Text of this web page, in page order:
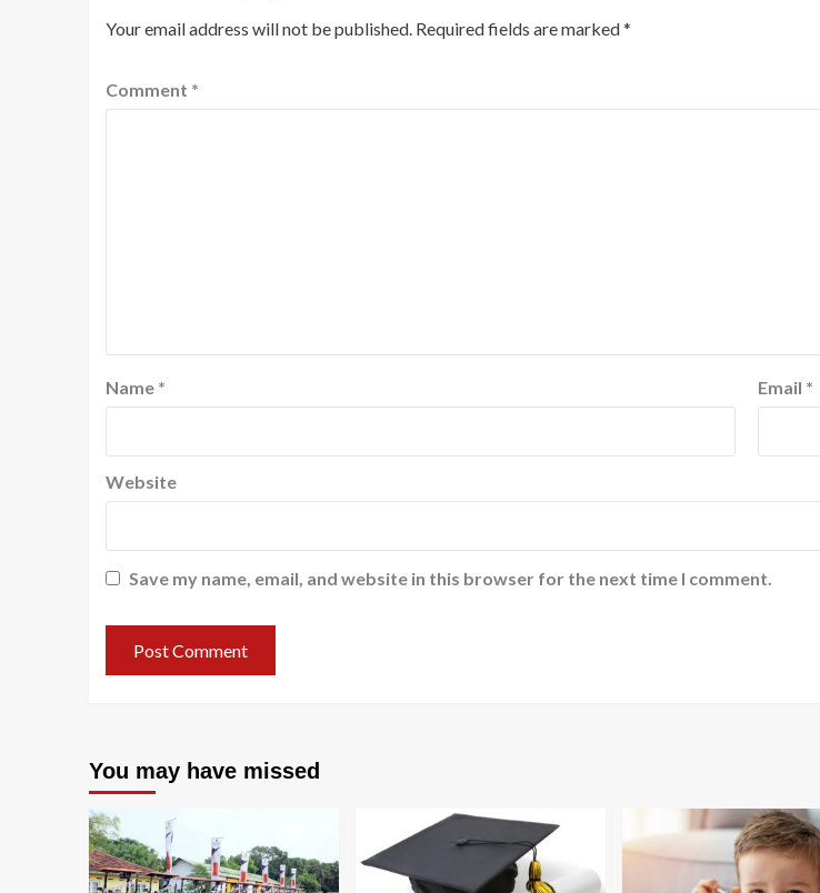
Your email address will not be published. Required fields are marked*
Comment *
Name * Email *
Website
Save my name, email, and website in this browser for the next time I comment.
You may have missed